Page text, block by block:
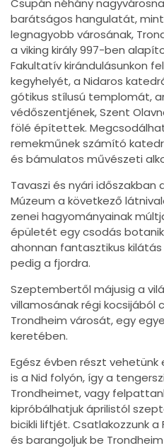
Csupán néhány
barátságos hangulatát,
legnagyobb városának,
a viking király 997-ben
Fakultatív kirándulásunkon
kegyhelyét, a Nidaros
gótikus stílusú templomát,
védőszentjének, Szent
fölé építettek.
remekműnek számító
és bámulatos művészeti
Tavaszi és nyári időszakban
Múzeum a következő
zenei hagyományainak
épületét egy csodás
ahonnan fantasztikus kilátás
pedig a fjordra.
Szeptembertől májusig a
villamosának régi kocsijából
Trondheim városát, egy
keretében.
Egész évben részt vehetünk
is a Nid folyón, így a
Trondheimet, vagy
kipróbálhatjuk áprilistól
bicikli liftjét. Csatlakozzunk
és barangoljuk be